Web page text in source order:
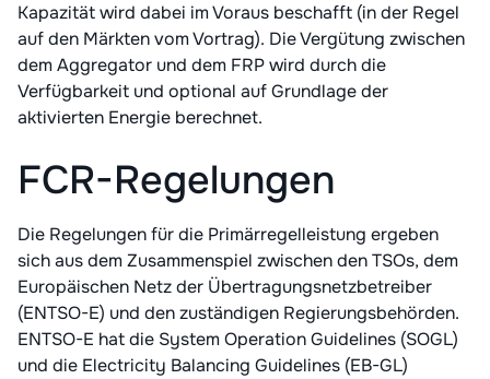
Kapazität wird dabei im Voraus beschafft (in der Regel
auf den Märkten vom Vortrag). Die Vergütung zwischen
dem Aggregator und dem FRP wird durch die
Verfügbarkeit und optional auf Grundlage der
aktivierten Energie berechnet.
FCR-Regelungen
Die Regelungen für die Primärregelleistung ergeben
sich aus dem Zusammenspiel zwischen den TSOs, dem
Europäischen Netz der Übertragungsnetzbetreiber
(ENTSO-E) und den zuständigen Regierungsbehörden.
ENTSO-E hat die System Operation Guidelines (SOGL)
und die Electricity Balancing Guidelines (EB-GL)